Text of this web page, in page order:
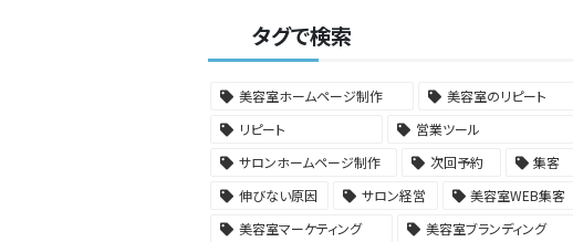
タグで検索
美容室ホームページ制作
美容室のリピート
リピート
営業ツール
サロンホームページ制作
次回予約
集客
伸びない原因
サロン経営
美容室WEB集客
美容室マーケティング
美容室ブランディング